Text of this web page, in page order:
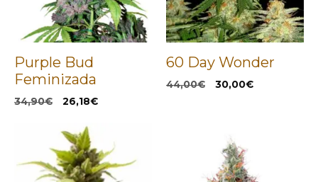
Purple Bud
Feminizada
34,90€
El
original
era:
34,90€.
26,18€El
26,18€.
60 Day Wonder
44,00€
El
44,00€.
30,00€El